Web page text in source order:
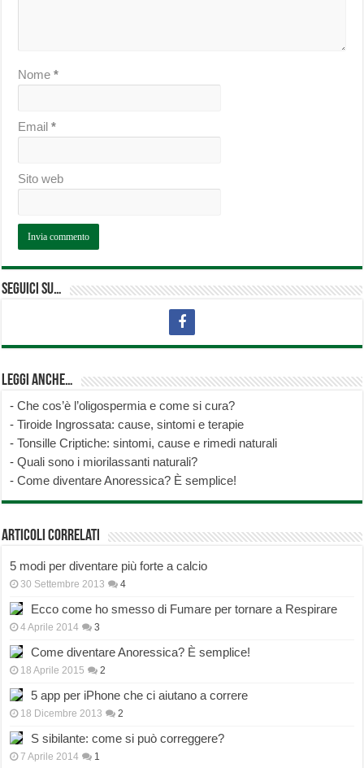
Nome*
Email*
Sito web
Seguici su…
Leggi anche…
-Che cos’è l’oligospermia e come si cura?
-Tiroide Ingrossata: cause, sintomi e terapie
-Tonsille Criptiche: sintomi, cause e rimedi naturali
-Quali sono i miorilassanti naturali?
-Come diventare Anoressica? È semplice!
Articoli correlati
5 modi per diventare più forte a calcio
30 Settembre 2013 4
Ecco come ho smesso di Fumare per tornare a Respirare
4 Aprile 2014 3
Come diventare Anoressica? È semplice!
18 Aprile 2015 2
5 app per iPhone che ci aiutano a correre
18 Dicembre 2013 2
S sibilante: come si può correggere?
7 Aprile 2014 1